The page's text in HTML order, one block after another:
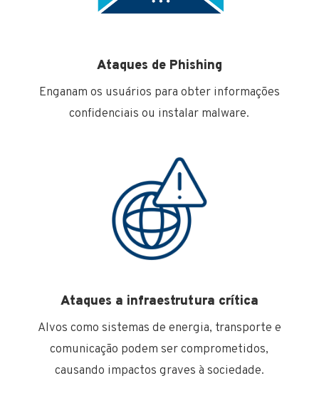
Ataques de Phishing
Enganam os usuários para obter informações
confidenciais ou instalar malware.
Ataques a infraestrutura crítica
Alvos como sistemas de energia, transporte e
comunicação podem ser comprometidos,
causando impactos graves à sociedade.